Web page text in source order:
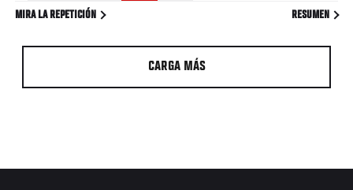
MIRA LA REPETICIÓN RESUMEN
CARGA MÁS